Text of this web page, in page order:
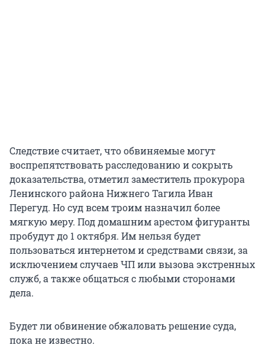
Следствие считает, что обвиняемые могут
воспрепятствовать расследованию и сокрыть
доказательства, отметил заместитель прокурора
Ленинского района Нижнего Тагила Иван
Перегуд. Но суд всем троим назначил более
мягкую меру. Под домашним арестом фигуранты
пробудут до 1 октября. Им нельзя будет
пользоваться интернетом и средствами связи, за
исключением случаев ЧП или вызова экстренных
служб, а также общаться с любыми сторонами
дела.
Будет ли обвинение обжаловать решение суда,
пока не известно.